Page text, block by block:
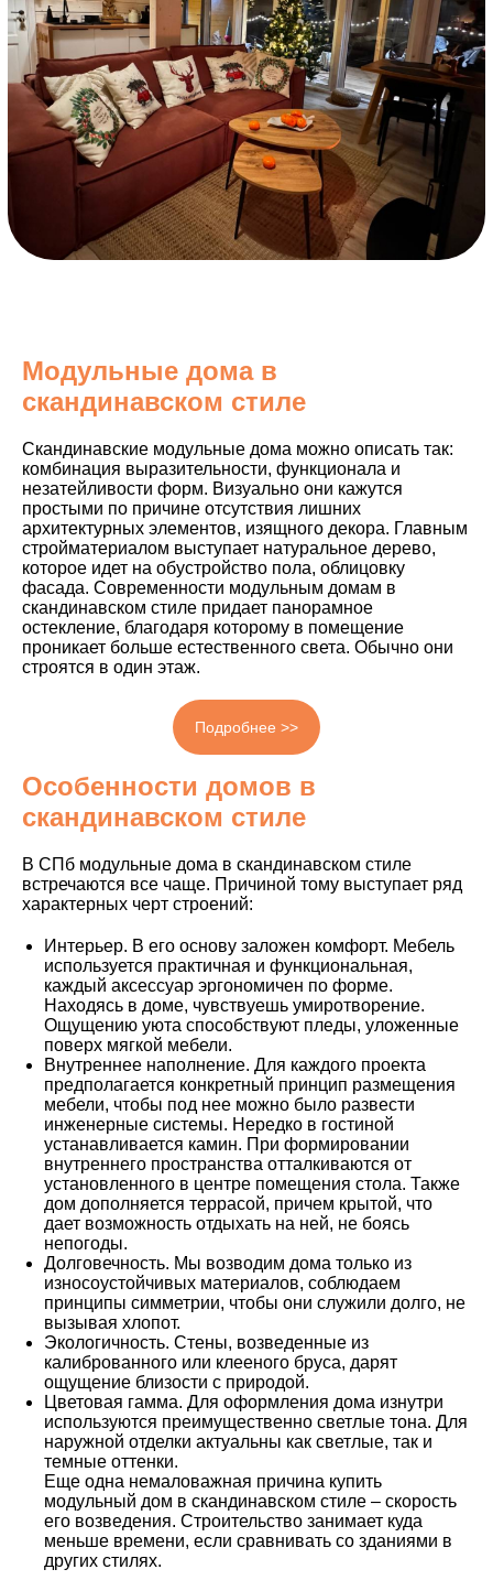
Модульные дома в
скандинавском стиле
Скандинавские модульные дома можно описать так:
комбинация выразительности, функционала и
незатейливости форм. Визуально они кажутся
простыми по причине отсутствия лишних
архитектурных элементов, изящного декора. Главным
стройматериалом выступает натуральное дерево,
которое идет на обустройство пола, облицовку
фасада. Современности модульным домам в
скандинавском стиле придает панорамное
остекление, благодаря которому в помещение
проникает больше естественного света. Обычно они
строятся в один этаж.
Подробнее >>
Особенности домов в
скандинавском стиле
В СПб модульные дома в скандинавском стиле
встречаются все чаще. Причиной тому выступает ряд
характерных черт строений:
Интерьер. В его основу заложен комфорт. Мебель
используется практичная и функциональная,
каждый аксессуар эргономичен по форме.
Находясь в доме, чувствуешь умиротворение.
Ощущению уюта способствуют пледы, уложенные
поверх мягкой мебели.
Внутреннее наполнение. Для каждого проекта
предполагается конкретный принцип размещения
мебели, чтобы под нее можно было развести
инженерные системы. Нередко в гостиной
устанавливается камин. При формировании
внутреннего пространства отталкиваются от
установленного в центре помещения стола. Также
дом дополняется террасой, причем крытой, что
дает возможность отдыхать на ней, не боясь
непогоды.
Долговечность. Мы возводим дома только из
износоустойчивых материалов, соблюдаем
принципы симметрии, чтобы они служили долго, не
вызывая хлопот.
Экологичность. Стены, возведенные из
калиброванного или клееного бруса, дарят
ощущение близости с природой.
Цветовая гамма. Для оформления дома изнутри
используются преимущественно светлые тона. Для
наружной отделки актуальны как светлые, так и
темные оттенки.
Еще одна немаловажная причина купить
модульный дом в скандинавском стиле – скорость
его возведения. Строительство занимает куда
меньше времени, если сравнивать со зданиями в
других стилях.
Заказать консультацию
1. Заявка
Получить консультацию
Главная Дома▾ О компании▾
Бани▾
Производство